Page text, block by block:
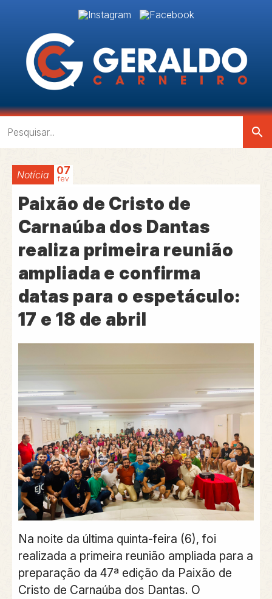
search
Notícia 07
fev
Paixão de Cristo de
Carnaúba dos Dantas
realiza primeira reunião
ampliada e confirma
datas para o espetáculo:
17 e 18 de abril
Na noite da última quinta-feira (6), foi
realizada a primeira reunião ampliada para a
preparação da 47ª edição da Paixão de
Cristo de Carnaúba dos Dantas. O